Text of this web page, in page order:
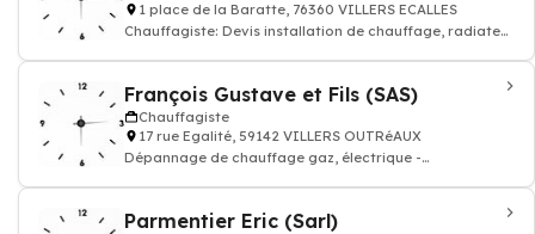
1 place de la Baratte, 76360 VILLERS ECALLES
Chauffagiste: Devis installation de chauffage, radiateur
François Gustave et Fils (SAS)
Chauffagiste
17 rue Egalité, 59142 VILLERS OUTRéAUX
Dépannage de chauffage gaz, électrique -
Parmentier Eric (Sarl)